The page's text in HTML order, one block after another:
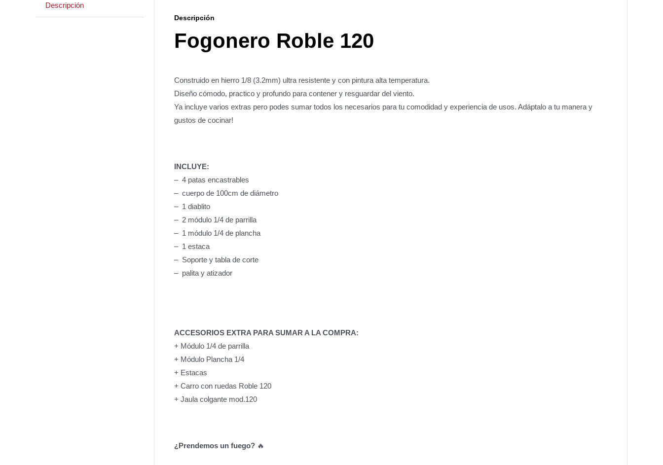
Descripción
Descripción
Fogonero Roble 120
Construido en hierro 1/8 (3.2mm) ultra resistente y con pintura alta temperatura.
Diseño cómodo, practico y profundo para contener y resguardar del viento.
Ya incluye varios extras pero podes sumar todos los necesarios para tu comodidad y experiencia de usos. Adáptalo a tu manera y
gustos de cocinar!
INCLUYE:
– 4 patas encastrables
– cuerpo de 100cm de diámetro
– 1 diablito
– 2 módulo 1/4 de parrilla
– 1 módulo 1/4 de plancha
– 1 estaca
– Soporte y tabla de corte
– palita y atizador
ACCESORIOS EXTRA PARA SUMAR A LA COMPRA:
+ Módulo 1/4 de parrilla
+ Módulo Plancha 1/4
+ Estacas
+ Carro con ruedas Roble 120
+ Jaula colgante mod.120
¿Prendemos un fuego?🔥